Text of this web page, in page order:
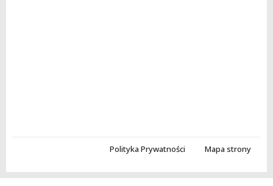
Polityka Prywatności Mapa strony